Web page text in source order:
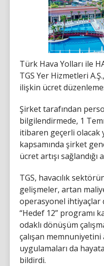
Türk Hava Yolları ile
TGS Yer Hizmetleri
ilişkin ücret
Şirket tarafından
bilgilendirmede, 1
itibaren geçerli olacak
kapsamında şirket
ücret artışı sağlandığı
TGS, havacılık
gelişmeler, artan
operasyonel
“Hedef 12” programı
odaklı dönüşüm
çalışan
uygulamaları da
bildirdi.